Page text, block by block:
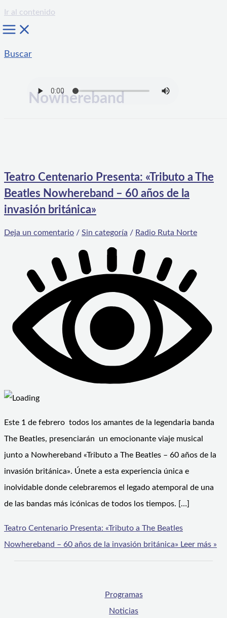
Ir al contenido
Buscar
Nowhereband
Teatro Centenario Presenta: «Tributo a The
Beatles Nowhereband – 60 años de la
invasión británica»
Deja un comentario / Sin categoría / Radio Ruta Norte
Este 1 de febrero todos los amantes de la legendaria banda
The Beatles, presenciarán un emocionante viaje musical
junto a Nowhereband «Tributo a The Beatles – 60 años de la
invasión británica». Únete a esta experiencia única e
inolvidable donde celebraremos el legado atemporal de una
de las bandas más icónicas de todos los tiempos. […]
Teatro Centenario Presenta: «Tributo a The Beatles
Nowhereband – 60 años de la invasión británica» Leer más »
Programas
Noticias